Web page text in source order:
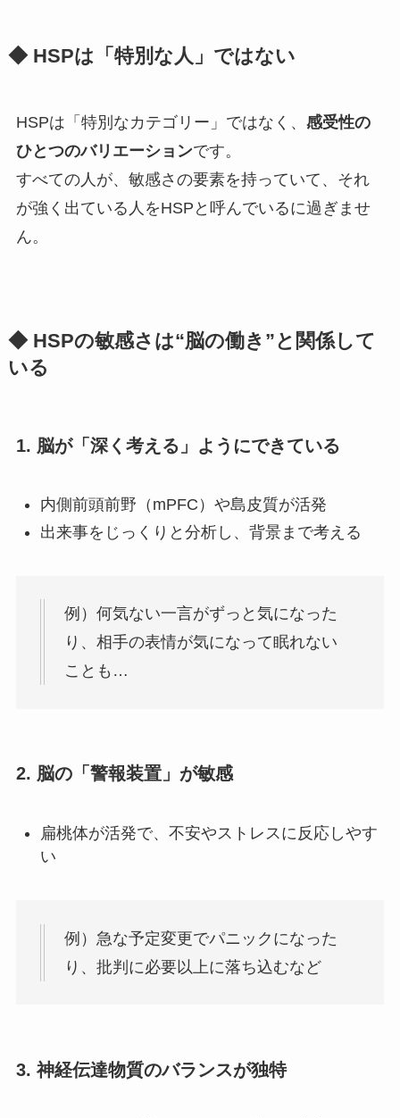
◆ HSPは「特別な人」ではない
HSPは「特別なカテゴリー」ではなく、 感受性の
ひとつのバリエーションです。
すべての人が、敏感さの要素を持っていて、それ
が強く出ている人をHSPと呼んでいるに過ぎませ
ん。
◆ HSPの敏感さは“脳の働き”と関係して
いる
1. 脳が「深く考える」ようにできている
内側前頭前野（mPFC）や島皮質が活発
出来事をじっくりと分析し、背景まで考える
例）何気ない一言がずっと気になった
り、相手の表情が気になって眠れない
ことも…
2. 脳の「警報装置」が敏感
扁桃体が活発で、不安やストレスに反応しやす
い
例）急な予定変更でパニックになった
り、批判に必要以上に落ち込むなど
3. 神経伝達物質のバランスが独特